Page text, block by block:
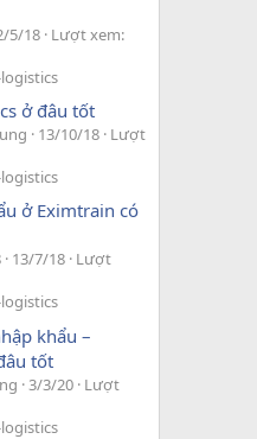
5/18 Lượt xem:
ở đâu tốt
13/10/18 Lượt
ở Eximtrain có
13/7/18 Lượt
khẩu –
tốt
3/3/20 Lượt